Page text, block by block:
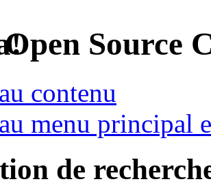
Open Source
contenu
menu principal
de